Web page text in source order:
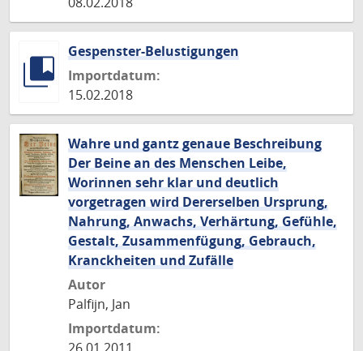
Gespenster-Belustigungen
Importdatum:
15.02.2018
Wahre und gantz genaue Beschreibung
Der Beine an des Menschen Leibe,
Worinnen sehr klar und deutlich
vorgetragen wird Dererselben Ursprung,
Nahrung, Anwachs, Verhärtung, Gefühle,
Gestalt, Zusammenfügung, Gebrauch,
Kranckheiten und Zufälle
Autor
Palfijn, Jan
Importdatum: